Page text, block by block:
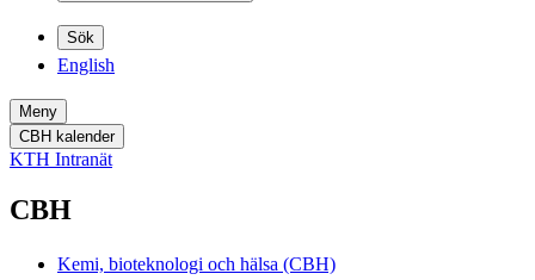
Sök
English
Meny
CBH kalender
KTH Intranät
CBH
Kemi, bioteknologi och hälsa (CBH)